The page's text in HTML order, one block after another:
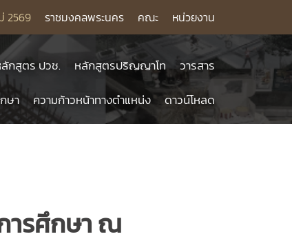
2569 ราชมงคลพระนคร คณะ หน่วยงาน
กสูตร ปวช. หลักสูตรปริญญาโท
วารสาร
ษา ความก้าวหน้าทางตำแหน่ง ดาวน์โหลด
การศึกษา ณ